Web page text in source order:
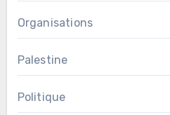
Organisations
Palestine
Politique